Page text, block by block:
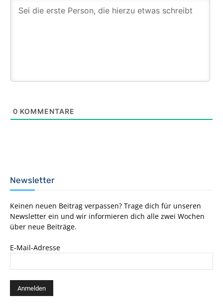
0 KOMMENTARE
Newsletter
Keinen neuen Beitrag verpassen? Trage dich für unseren
Newsletter ein und wir informieren dich alle zwei Wochen
über neue Beiträge.
E-Mail-Adresse